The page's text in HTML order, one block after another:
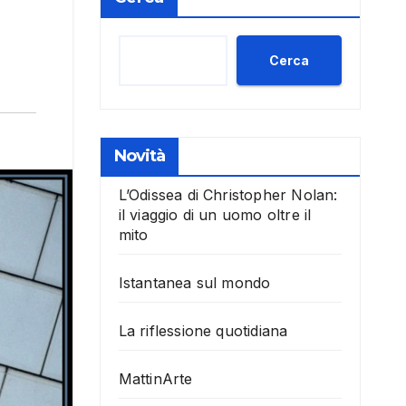
Cerca
Novità
L’Odissea di Christopher Nolan:
il viaggio di un uomo oltre il
mito
Istantanea sul mondo
La riflessione quotidiana
MattinArte